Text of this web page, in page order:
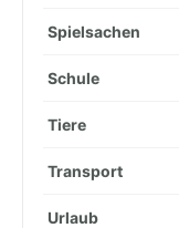
Spielsachen
Schule
Tiere
Transport
Urlaub